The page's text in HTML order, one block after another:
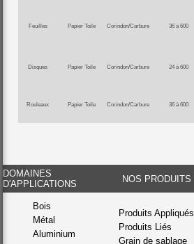
Feuilles Papier Toile Corindon/Carbure 36 à 600
Disques Papier Toile Corindon/Carbure 24 à 600
Rouleaux Papier Toile Corindon/Carbure 36 à 600
DOMAINES
D'APPLICATIONS
NOS PRODUITS
Bois
Métal
Aluminium
Produits Appliqués
Produits Liés
Grain de sablage